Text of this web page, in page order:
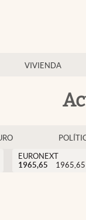
VIVIENDA
EURONEXT
1965,65
1965,65